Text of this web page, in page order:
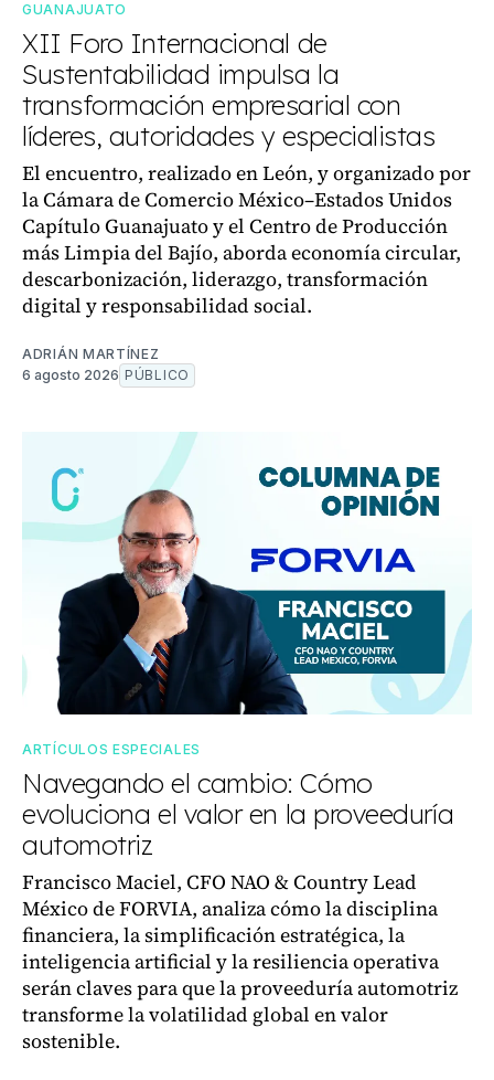
GUANAJUATO
XII Foro Internacional de
Sustentabilidad impulsa la
transformación empresarial con
líderes, autoridades y especialistas
El encuentro, realizado en León, y organizado por
la Cámara de Comercio México–Estados Unidos
Capítulo Guanajuato y el Centro de Producción
más Limpia del Bajío, aborda economía circular,
descarbonización, liderazgo, transformación
digital y responsabilidad social.
ADRIÁN MARTÍNEZ
6 agosto 2026 PÚBLICO
ARTÍCULOS ESPECIALES
Navegando el cambio: Cómo
evoluciona el valor en la proveeduría
automotriz
Francisco Maciel, CFO NAO & Country Lead
México de FORVIA, analiza cómo la disciplina
financiera, la simplificación estratégica, la
inteligencia artificial y la resiliencia operativa
serán claves para que la proveeduría automotriz
transforme la volatilidad global en valor
sostenible.